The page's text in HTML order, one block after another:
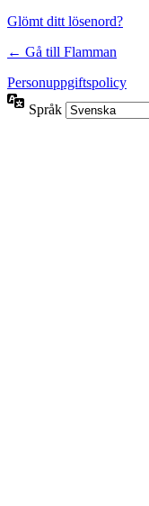
Glömt ditt lösenord?
← Gå till Flamman
Personuppgiftspolicy
Språk